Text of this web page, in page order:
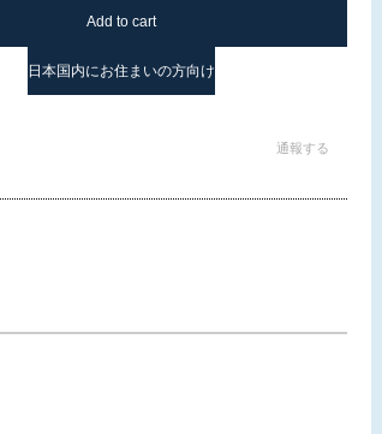
Add to cart
日本国内にお住まいの方向け
通報する